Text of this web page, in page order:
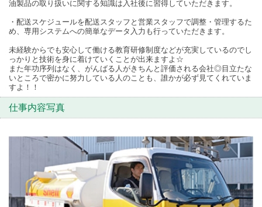
油製品の取り扱いに関する知識は入社後に習得していただきます。
・配送スケジュールを配送スタッフと営業スタッフで調整・管理するた
め、専用システムへの簡単なデータ入力も行っていただきます。
未経験からでも安心して働ける教育研修制度などが充実しているのでし
っかりと技術を身に着けていくことが出来ますよ☆
また年功序列はなく、がんばる人がきちんと評価される会社◎目立たな
いところで密かに努力している人のことも、誰かが必ず見てくれていま
すよ！！
仕事内容写真